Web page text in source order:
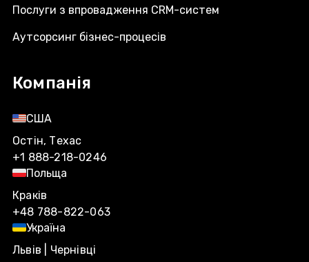
Послуги з впровадження CRM-систем
Аутсорсинг бізнес-процесів
Компанія
США
Остін, Техас
+1 888-218-0246
Польща
Краків
+48 788-822-063
Україна
Львів | Чернівці